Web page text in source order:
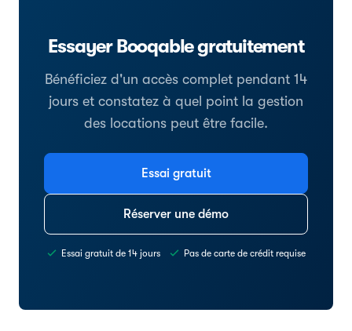
Essayer Booqable gratuitement
Bénéficiez d'un accès complet pendant 14
jours et constatez à quel point la gestion
des locations peut être facile.
Essai gratuit
Réserver une démo
Essai gratuit de 14 jours Pas de carte de crédit requise